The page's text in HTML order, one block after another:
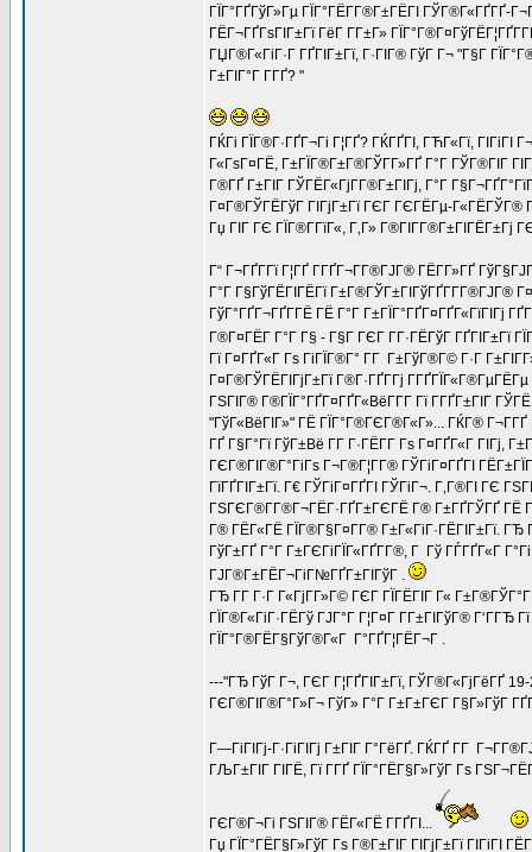
ГЇГ°ГҐГўГ»Гµ ГЇГ°ГЁГ­Г®Г±ГЁГІ ГЎГ®Г«ГҐГҐ-
ГЁГ¬ГҐГѕГІГ±Гї ГёГ Г­Г±Г»
ГЏГ®Г«ГіГ·Г ГҐГІГ±Гї, Г·ГІГ® ГўГ Г¬ "Г§Г
Г±ГІГ°Г Г­ГҐ? "
ГЌГі ГЇГ®Г·ГҐГ¬Гі Г¦ГҐ? ГЌГҐГІ, ГЋГ«Гї,
Г«ГѕГ¤ГЁ, Г±ГЇГ®Г±Г®ГЎГ­Г»ГҐ Г°Г ГЎГ®ГІГ
Г®ГҐ Г±ГІГ ГЎГЁГ«ГјГ­Г®Г±ГІГј, Г°Г
Г¤Г®ГЎГЁГўГ ГІГјГ±Гї ГЄГ ГЄГЁГµ-Г«ГЁГЎГ®
Гџ ГІГ ГЄ ГЇГ®Г­ГїГ«, Г‚Г» Г®ГІГ­Г®Г±ГІГЁГ±Гј
Г“ Г¬ГҐГ­Гї Г¦ГҐ Г­ГҐГ¬Г­Г®ГЈГ® ГЁГ­Г»ГҐ
Г°Г Г§ГўГЁГІГЁГї Г±Г®ГЎГ±ГІГўГҐГ­Г­Г®ГЈГ®
ГўГ°ГҐГ¬ГҐГ­ГЁ ГЁ Г°Г Г±ГЇГ°ГҐГ¤ГҐГ«ГїГІГј
Г®Г¤ГЁГ­ Г°Г Г§ - Г§Г ГЄГ Г­Г·ГЁГўГ ГҐГІГ±Гї
Гї Г¤ГҐГ«Г Гѕ ГіГЇГ®Г° Г­Г Г±ГўГ®Г© Г·Г
Г¤Г®ГЎГЁГІГјГ±Гї Г®Г·ГҐГ­Гј Г­ГҐГЇГ«Г®ГµГЁГµ
ГЅГІГ® Г®ГЇГ°ГҐГ¤ГҐГ«ВёГ­Г­Г Гї Г­ГҐГ±ГІГ
"ГўГ«ВёГІГ»" ГЁ ГЇГ°Г®ГЄГ®Г«Г»... ГЌГ® Г¬Г­ГҐ
ГҐ Г§Г°Гї ГўГ±Вё Г­Г Г·ГЁГ­Г Гѕ Г¤ГҐГ«Г ГІГј,
ГЄГ®ГІГ®Г°ГіГѕ Г¬Г®Г¦Г­Г® ГЎГіГ¤ГҐГІ
ГїГҐГІГ±Гї. Г€ ГЎГіГ¤ГҐГІ ГЎГіГ¬. Г‚Г®ГІ ГЄ
ГЅГЄГ®Г­Г®Г¬ГЁГ·ГҐГ±ГЄГЁ Г® Г±ГҐГЎГҐ ГЁ
Г® ГЁГ«ГЁ ГЇГ®Г§Г¤Г­Г® Г±Г«ГіГ·ГЁГІГ±Гї. ГЂ
ГўГ±ГҐ Г°Г Г±ГЄГіГЇГ«ГҐГ­Г®, Г Гў ГЃГҐГ«Г
ГЈГ®Г±ГЁГ¬ГіГ№ГҐГ±ГІГўГ .
ГЂ Г­Г Г·Г Г«ГјГ­Г»Г© ГЄГ ГЇГЁГІГ Г«
ГЇГ®Г«ГіГ·ГЁГў ГЈГ°Г Г¦Г¤Г Г­Г±ГІГўГ® Г‘ГГЂ
ГЇГ°Г®ГЁГ§ГўГ®Г«Г Г°ГҐГ¦ГЁГ¬Г .
---"ГЂ ГўГ Г¬, ГЄГ Г¦ГҐГІГ±Гї, ГЎГ®Г«ГјГёГҐ 19-
ГЄГ®ГІГ®Г°Г»Г¬ ГўГ» Г°Г Г±Г±ГЄГ Г§Г»ГўГ
Г—ГіГІГј-Г·ГіГІГј Г±ГІГ Г°ГёГҐ. ГЌГҐ Г­Г
ГЉГ±ГІГ ГІГЁ, Гї Г­ГҐ ГЇГ°ГЁГ§Г»ГўГ Гѕ
ГЄГ®Г¬Гі ГЅГІГ® ГЁГ«ГЁ Г­ГҐГІ...
Гџ ГЇГ°ГЁГ§Г»ГўГ Гѕ Г®Г±ГІГ ГІГјГ±Гї